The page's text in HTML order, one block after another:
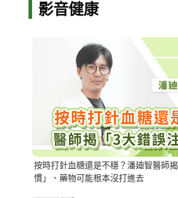
影音健康
按時打針血糖還是不穩？潘廸智醫師
慣」、藥物可能根本沒打進去